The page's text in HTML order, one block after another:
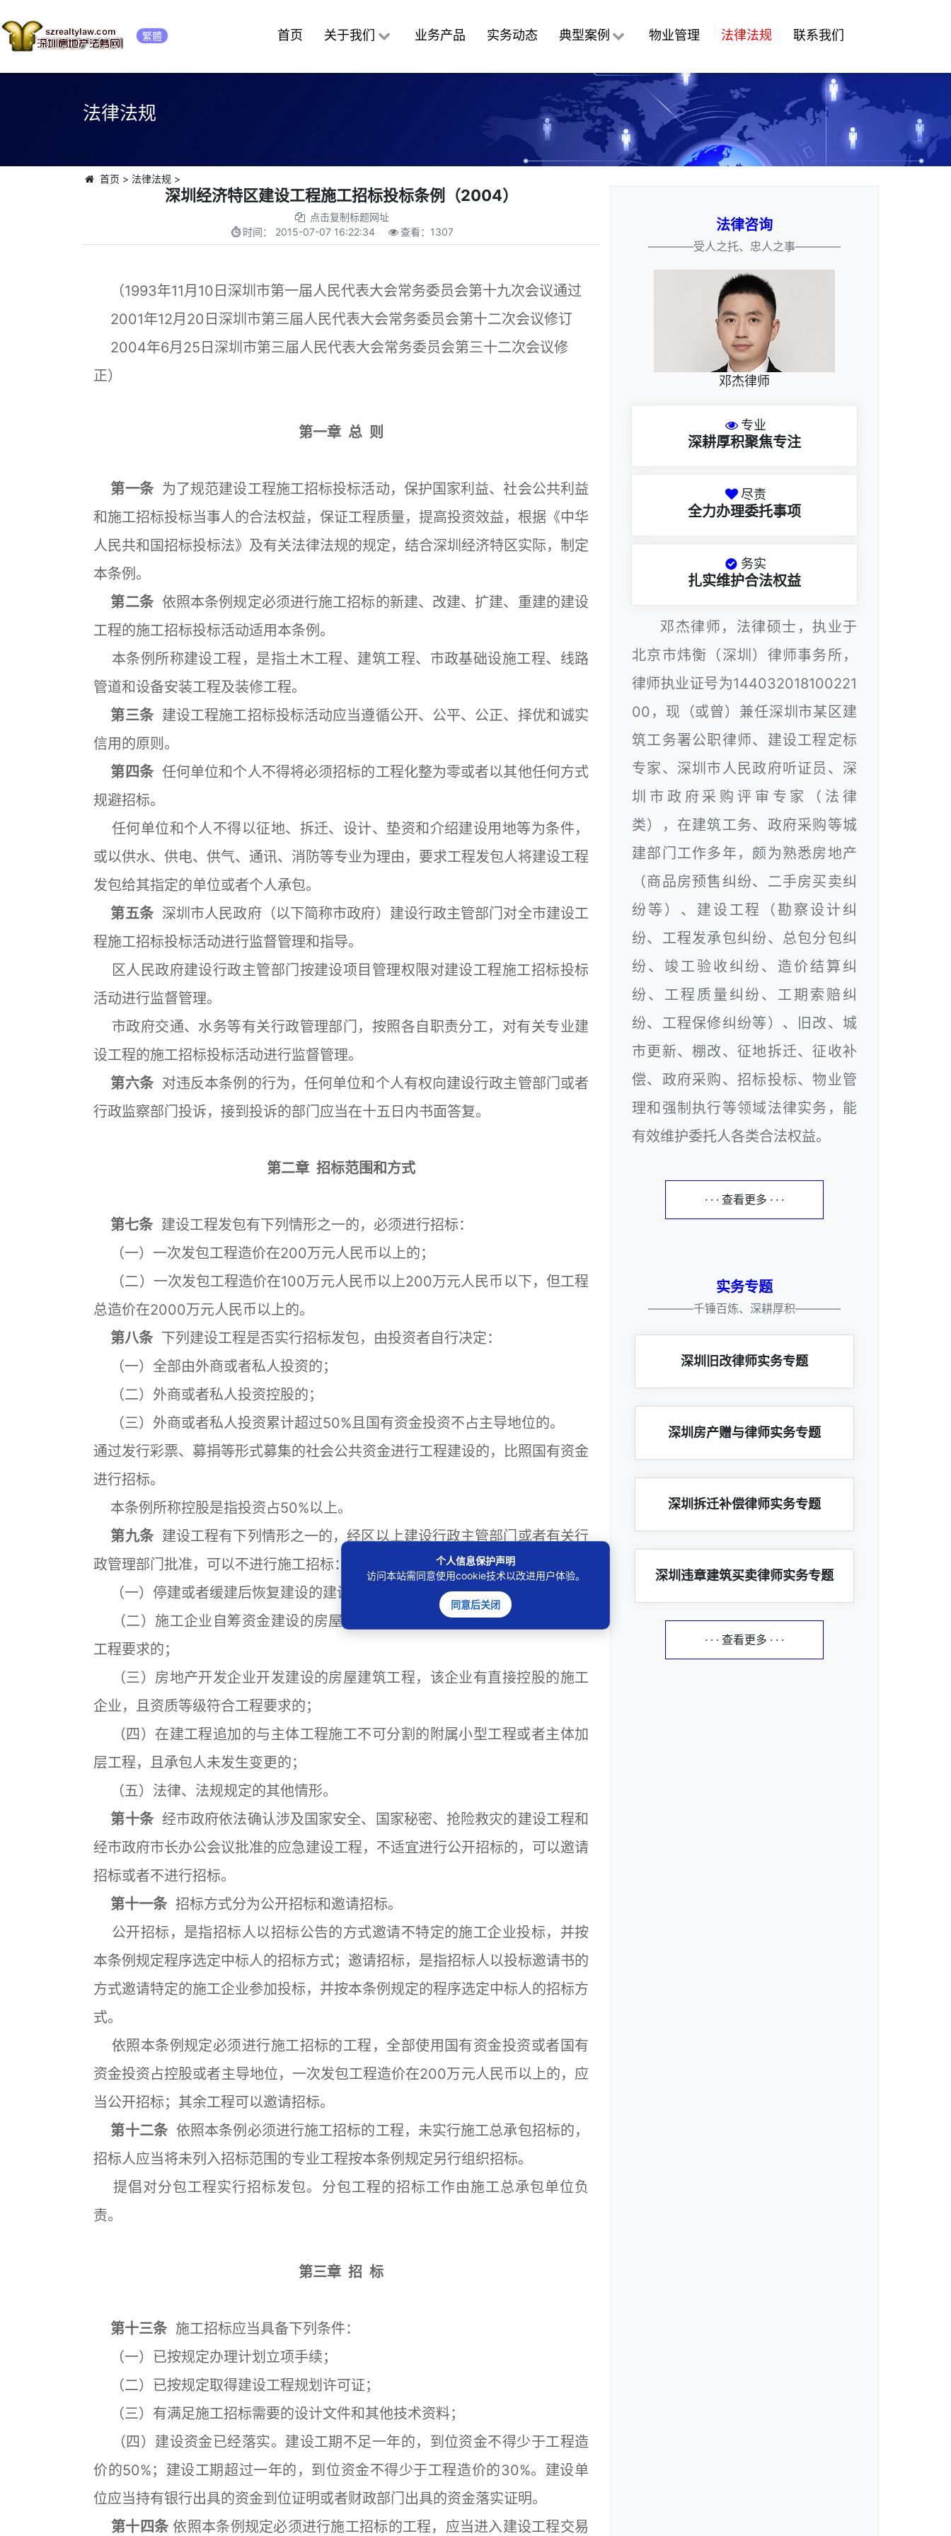
繁體 首页 关于我们 业务产品 实务动态 典型案例 物业管理 法律法规 联系我们
法律法规
首页 > 法律法规 >
深圳经济特区建设工程施工招标投标条例（2004）
点击复制标题网址
时间： 2015-07-07 16:22:34 查看： 1307
（1993年11月10日深圳市第一届人民代表大会常务委员会第十九次会议通过
2001年12月20日深圳市第三届人民代表大会常务委员会第十二次会议修订
2004年6月25日深圳市第三届人民代表大会常务委员会第三十二次会议修
正）
第一章 总 则
第一条为了规范建设工程施工招标投标活动，保护国家利益、社会公共利益
和施工招标投标当事人的合法权益，保证工程质量，提高投资效益，根据《中华
人民共和国招标投标法》及有关法律法规的规定，结合深圳经济特区实际，制定
本条例。
第二条依照本条例规定必须进行施工招标的新建、改建、扩建、重建的建设
工程的施工招标投标活动适用本条例。
本条例所称建设工程，是指土木工程、建筑工程、市政基础设施工程、线路
管道和设备安装工程及装修工程。
第三条建设工程施工招标投标活动应当遵循公开、公平、公正、择优和诚实
信用的原则。
第四条任何单位和个人不得将必须招标的工程化整为零或者以其他任何方式
规避招标。
任何单位和个人不得以征地、拆迁、设计、垫资和介绍建设用地等为条件，
或以供水、供电、供气、通讯、消防等专业为理由，要求工程发包人将建设工程
发包给其指定的单位或者个人承包。
第五条深圳市人民政府（以下简称市政府）建设行政主管部门对全市建设工
程施工招标投标活动进行监督管理和指导。
区人民政府建设行政主管部门按建设项目管理权限对建设工程施工招标投标
活动进行监督管理。
市政府交通、水务等有关行政管理部门，按照各自职责分工，对有关专业建
设工程的施工招标投标活动进行监督管理。
第六条对违反本条例的行为，任何单位和个人有权向建设行政主管部门或者
行政监察部门投诉，接到投诉的部门应当在十五日内书面答复。
第二章 招标范围和方式
第七条 建设工程发包有下列情形之一的，必须进行招标：
（一）一次发包工程造价在200万元人民币以上的；
（二）一次发包工程造价在100万元人民币以上200万元人民币以下，但工程
总造价在2000万元人民币以上的。
第八条 下列建设工程是否实行招标发包，由投资者自行决定：
（一）全部由外商或者私人投资的；
（二）外商或者私人投资控股的；
（三）外商或者私人投资累计超过50%且国有资金投资不占主导地位的。
通过发行彩票、募捐等形式募集的社会公共资金进行工程建设的，比照国有资金
进行招标。
本条例所称控股是指投资占50%以上。
第九条建设工程有下列情形之一的，经区以上建设行政主管部门或者有关行
政管理部门批准，可以不进行施工招标：
（一）停建或者缓建后恢复建设的建设工程，且承包人未发生变更的；
（二）施工企业自筹资金建设的房屋建筑工程，且该施工企业资质等级符合
工程要求的；
（三）房地产开发企业开发建设的房屋建筑工程，该企业有直接控股的施工
企业，且资质等级符合工程要求的；
（四）在建工程追加的与主体工程施工不可分割的附属小型工程或者主体加
层工程，且承包人未发生变更的；
（五）法律、法规规定的其他情形。
第十条经市政府依法确认涉及国家安全、国家秘密、抢险救灾的建设工程和
经市政府市长办公会议批准的应急建设工程，不适宜进行公开招标的，可以邀请
招标或者不进行招标。
第十一条 招标方式分为公开招标和邀请招标。
公开招标，是指招标人以招标公告的方式邀请不特定的施工企业投标，并按
本条例规定程序选定中标人的招标方式；邀请招标，是指招标人以投标邀请书的
方式邀请特定的施工企业参加投标，并按本条例规定的程序选定中标人的招标方
式。
依照本条例规定必须进行施工招标的工程，全部使用国有资金投资或者国有
资金投资占控股或者主导地位，一次发包工程造价在200万元人民币以上的，应
当公开招标；其余工程可以邀请招标。
第十二条依照本条例必须进行施工招标的工程，未实行施工总承包招标的，
招标人应当将未列入招标范围的专业工程按本条例规定另行组织招标。
提倡对分包工程实行招标发包。分包工程的招标工作由施工总承包单位负
责。
第三章 招 标
第十三条 施工招标应当具备下列条件：
（一）已按规定办理计划立项手续；
（二）已按规定取得建设工程规划许可证；
（三）有满足施工招标需要的设计文件和其他技术资料；
（四）建设资金已经落实。建设工期不足一年的，到位资金不得少于工程造
价的50%；建设工期超过一年的，到位资金不得少于工程造价的30%。建设单
位应当持有银行出具的资金到位证明或者财政部门出具的资金落实证明。
第十四条 依照本条例规定必须进行施工招标的工程，应当进入建设工程交易
法律咨询
————受人之托、忠人之事————
邓杰律师
专业
深耕厚积聚焦专注
尽责
全力办理委托事项
务实
扎实维护合法权益
邓杰律师，法律硕士，执业于
北京市炜衡（深圳）律师事务所，
律师执业证号为144032018100221
00，现（或曾）兼任深圳市某区建
筑工务署公职律师、建设工程定标
专家、深圳市人民政府听证员、深
圳市政府采购评审专家（法律
类），在建筑工务、政府采购等城
建部门工作多年，颇为熟悉房地产
（商品房预售纠纷、二手房买卖纠
纷等）、建设工程（勘察设计纠
纷、工程发承包纠纷、总包分包纠
纷、竣工验收纠纷、造价结算纠
纷、工程质量纠纷、工期索赔纠
纷、工程保修纠纷等）、旧改、城
市更新、棚改、征地拆迁、征收补
偿、政府采购、招标投标、物业管
理和强制执行等领域法律实务，能
有效维护委托人各类合法权益。
· · · 查看更多 · · ·
实务专题
————千锤百炼、深耕厚积————
深圳旧改律师实务专题
深圳房产赠与律师实务专题
深圳拆迁补偿律师实务专题
深圳违章建筑买卖律师实务专题
· · · 查看更多 · · ·
个人信息保护声明
访问本站需同意使用cookie技术以改进用户体验。
同意后关闭